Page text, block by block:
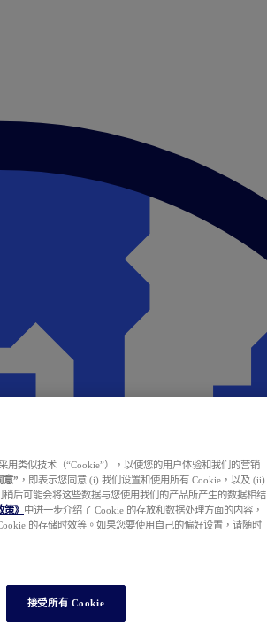
用类似技术（“Cookie”），以使您的用户体验和我们的营销
意” ，即表示您同意 (i) 我们设置和使用所有 Cookie，以及 (ii)
后可能会将这些数据与您使用我们的产品所产生的数据相结
策》 中进一步介绍了 Cookie 的存放和数据处理方面的内容，
的存储时效等。如果您要使用自己的偏好设置，请随时
接受所有 Cookie